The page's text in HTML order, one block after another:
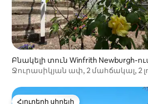
Բնակելի տուն Winfrith Newburgh-
Ջուրասիկյան ափ, 2 մահճակալ, 2
Հյուրերի սիրելի